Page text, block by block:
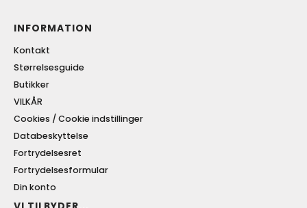
INFORMATION
Kontakt
Størrelsesguide
Butikker
VILKÅR
Cookies / Cookie indstillinger
Databeskyttelse
Fortrydelsesret
Fortrydelsesformular
Din konto